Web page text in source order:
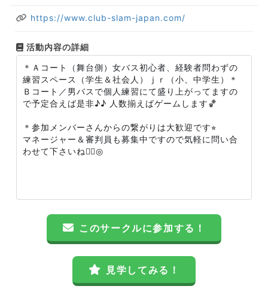
https://www.club-slam-japan.com/
活動内容の詳細
＊Ａコート（舞台側）女バス初心者、経験者問わずの
練習スペース（学生＆社会人）ｊｒ（小、中学生）＊
Ｂコート／男バスで個人練習にて盛り上がってますの
で予定合えば是非♪♪ 人数揃えばゲームします🏀
＊参加メンバーさんからの繋がりは大歓迎です⭐︎
マネージャー＆審判員も募集中ですので気軽に問い合
わせて下さいね🙆‍♀️◎
このサークルに参加する！
見学してみる！